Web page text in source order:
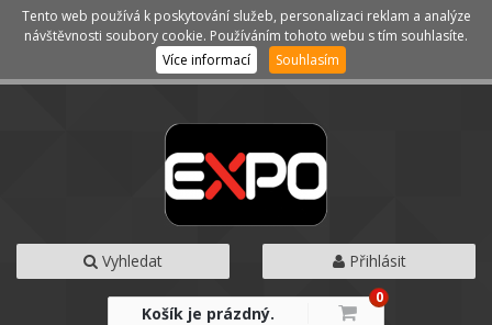
Kategorie Menu
Vyhledat Přihlásit
Košík je prázdný.
0
Tento web používá k poskytování služeb, personalizaci reklam a analýze
návštěvnosti soubory cookie. Používáním tohoto webu s tím souhlasíte.
Více informací
Souhlasím